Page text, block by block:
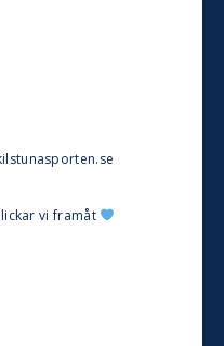
vi framåt